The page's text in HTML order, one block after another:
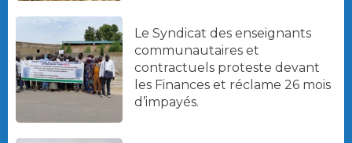
Le Syndicat des enseignants
communautaires et
contractuels proteste devant
les Finances et réclame 26 mois
d’impayés.